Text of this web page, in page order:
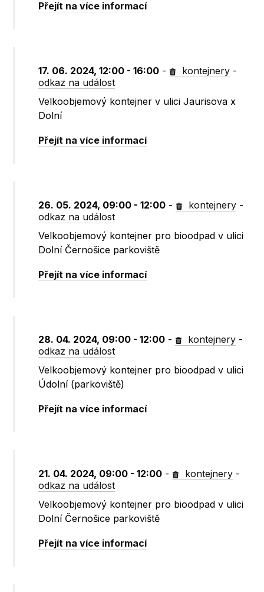
Přejít na více informací
17. 06. 2024, 12:00 - 16:00 - kontejnery -
odkaz na událost
Velkoobjemový kontejner v ulici Jaurisova x
Dolní
Přejít na více informací
26. 05. 2024, 09:00 - 12:00 - kontejnery -
odkaz na událost
Velkoobjemový kontejner pro bioodpad v ulici
Dolní Černošice parkoviště
Přejít na více informací
28. 04. 2024, 09:00 - 12:00 - kontejnery -
odkaz na událost
Velkoobjemový kontejner pro bioodpad v ulici
Údolní (parkoviště)
Přejít na více informací
21. 04. 2024, 09:00 - 12:00 - kontejnery -
odkaz na událost
Velkoobjemový kontejner pro bioodpad v ulici
Dolní Černošice parkoviště
Přejít na více informací